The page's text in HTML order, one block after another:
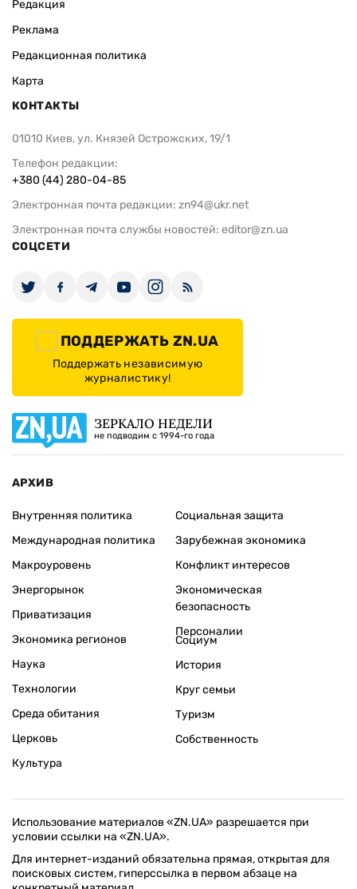
Редакция
Реклама
Редакционная политика
Карта
КОНТАКТЫ
01010 Киев, ул. Князей Острожских, 19/1
Телефон редакции:
+380 (44) 280-04-85
Электронная почта редакции: zn94@ukr.net
Электронная почта службы новостей: editor@zn.ua
СОЦСЕТИ
ПОДДЕРЖАТЬ ZN.UA
Поддержать независимую
журналистику!
ЗЕРКАЛО НЕДЕЛИ
не подводим с 1994-го года
АРХИВ
Внутренняя политика
Международная политика
Макроуровень
Энергорынок
Приватизация
Экономика регионов
Социальная защита
Зарубежная экономика
Конфликт интересов
Экономическая
безопасность
Персоналии
Наука
Технологии
Среда обитания
Церковь
Культура
Социум
История
Круг семьи
Туризм
Собственность
Использование материалов «ZN.UA» разрешается при
условии ссылки на «ZN.UA».
Для интернет-изданий обязательна прямая, открытая для
поисковых систем, гиперссылка в первом абзаце на